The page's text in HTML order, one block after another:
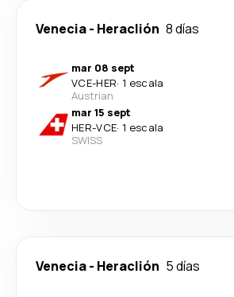
Venecia- Heraclión 8 días
mar 08 sept
VCE-HER· 1 escala
Austrian
mar 15 sept
HER-VCE· 1 escala
SWISS
Venecia- Heraclión 5 días